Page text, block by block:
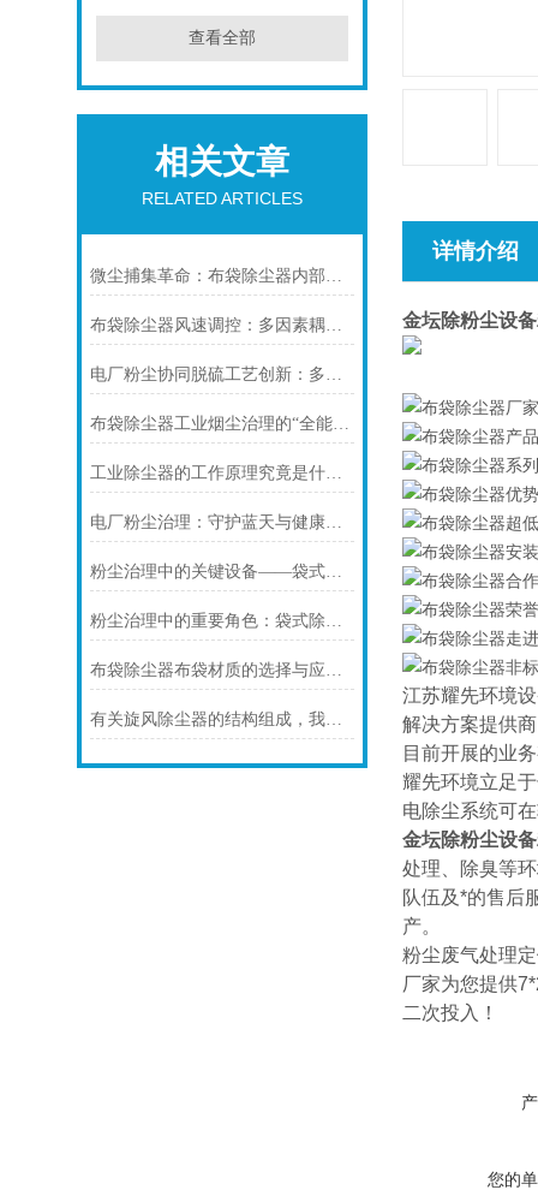
查看全部
相关文章
RELATED ARTICLES
微尘捕集革命：布袋除尘器内部结构全解析与模块化创新
布袋除尘器风速调控：多因素耦合下的效率优化密码
电厂粉尘协同脱硫工艺创新：多污染物一体化治理的实践与展望
布袋除尘器工业烟尘治理的“全能卫士”适配指南
工业除尘器的工作原理究竟是什么呢？
电厂粉尘治理：守护蓝天与健康的必要之战
粉尘治理中的关键设备——袋式除尘器的原理与应用
粉尘治理中的重要角色：袋式除尘器的应用与发展
布袋除尘器布袋材质的选择与应用分析
有关旋风除尘器的结构组成，我们已经为您整理好了
详情介绍
金坛除粉尘设
江苏耀先环境
解决方案提供
目前开展的业
耀先环境立足
电除尘系统可
金坛除粉尘设
处理、除臭等
队伍及*的售后
产。
粉尘废气处理
厂家为您提供
二次投入！
您的